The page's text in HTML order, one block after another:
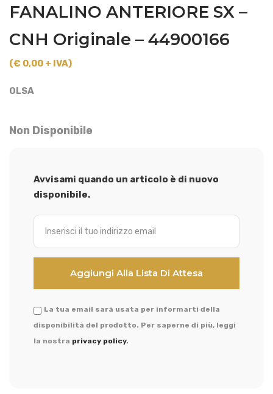
FANALINO ANTERIORE SX –
CNH Originale – 44900166
(€ 0,00 + IVA)
OLSA
Non Disponibile
Avvisami quando un articolo è di nuovo
disponibile.
La tua email sarà usata per informarti della
disponibilità del prodotto. Per saperne di più, leggi
la nostra privacy policy.